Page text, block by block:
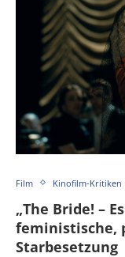
Film Kinofilm-Kritiken
„The Bride! –
feministische,
Starbesetzung